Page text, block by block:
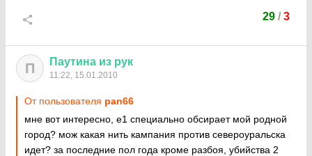
29 / 3
П Паутина из рук
11:22, 15.01.2010
От пользователя pan66
мне вот интересно, е1 специально обсирает мой родной
город? мож какая нить кампания против североуральска
идет? за последние пол года кроме разбоя, убийства 2